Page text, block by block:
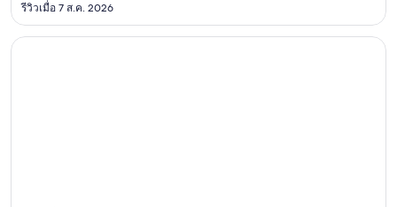
รีวิวเมื่อ 7 ส.ค. 2026
เปิดในหน้าต่างใหม่
วินน์ ลาสเวกัส